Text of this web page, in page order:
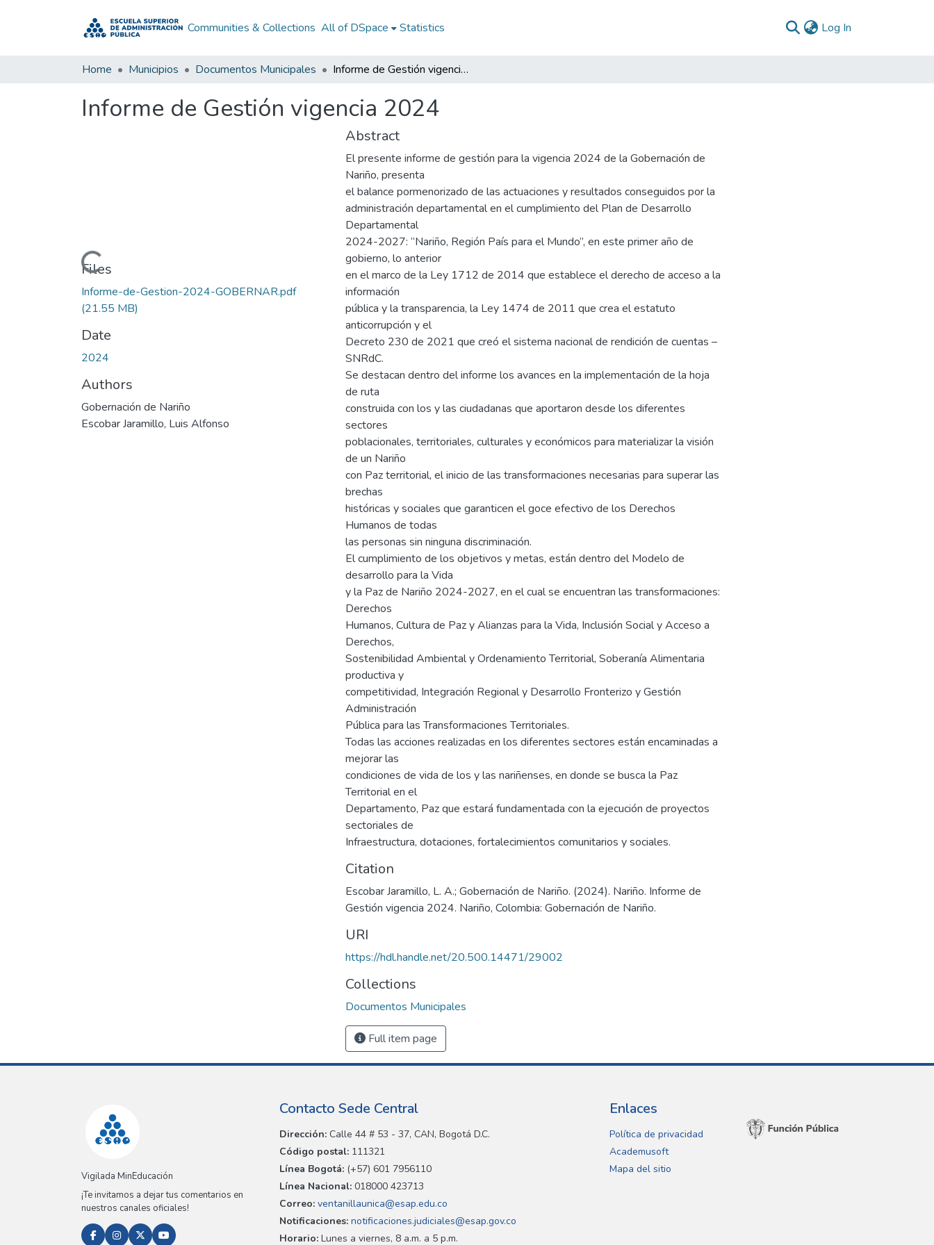
Communities & Collections All of DSpace Statistics Log In
Home Municipios Documentos Municipales Informe de Gestión vigencia 2024
Informe de Gestión vigencia 2024
Loading...
Files
Informe-de-Gestion-2024-GOBERNAR.pdf
(21.55 MB)
Date
2024
Authors
Gobernación de Nariño
Escobar Jaramillo, Luis Alfonso
Abstract
El presente informe de gestión para la vigencia 2024 de la Gobernación de
Nariño, presenta
el balance pormenorizado de las actuaciones y resultados conseguidos por la
administración departamental en el cumplimiento del Plan de Desarrollo
Departamental
2024-2027: “Nariño, Región País para el Mundo”, en este primer año de
gobierno, lo anterior
en el marco de la Ley 1712 de 2014 que establece el derecho de acceso a la
información
pública y la transparencia, la Ley 1474 de 2011 que crea el estatuto
anticorrupción y el
Decreto 230 de 2021 que creó el sistema nacional de rendición de cuentas –
SNRdC.
Se destacan dentro del informe los avances en la implementación de la hoja
de ruta
construida con los y las ciudadanas que aportaron desde los diferentes
sectores
poblacionales, territoriales, culturales y económicos para materializar la visión
de un Nariño
con Paz territorial, el inicio de las transformaciones necesarias para superar las
brechas
históricas y sociales que garanticen el goce efectivo de los Derechos
Humanos de todas
las personas sin ninguna discriminación.
El cumplimiento de los objetivos y metas, están dentro del Modelo de
desarrollo para la Vida
y la Paz de Nariño 2024-2027, en el cual se encuentran las transformaciones:
Derechos
Humanos, Cultura de Paz y Alianzas para la Vida, Inclusión Social y Acceso a
Derechos,
Sostenibilidad Ambiental y Ordenamiento Territorial, Soberanía Alimentaria
productiva y
competitividad, Integración Regional y Desarrollo Fronterizo y Gestión
Administración
Pública para las Transformaciones Territoriales.
Todas las acciones realizadas en los diferentes sectores están encaminadas a
mejorar las
condiciones de vida de los y las nariñenses, en donde se busca la Paz
Territorial en el
Departamento, Paz que estará fundamentada con la ejecución de proyectos
sectoriales de
Infraestructura, dotaciones, fortalecimientos comunitarios y sociales.
Citation
Escobar Jaramillo, L. A.; Gobernación de Nariño. (2024). Nariño. Informe de
Gestión vigencia 2024. Nariño, Colombia: Gobernación de Nariño.
URI
https://hdl.handle.net/20.500.14471/29002
Collections
Documentos Municipales
Full item page
Vigilada MinEducación
¡Te invitamos a dejar tus comentarios en
nuestros canales oficiales!
Contacto Sede Central
Dirección: Calle 44 # 53 - 37, CAN, Bogotá D.C.
Código postal: 111321
Línea Bogotá: (+57) 601 7956110
Línea Nacional: 018000 423713
Correo: ventanillaunica@esap.edu.co
Notificaciones: notificaciones.judiciales@esap.gov.co
Horario: Lunes a viernes, 8 a.m. a 5 p.m.
Enlaces
Política de privacidad
Academusoft
Mapa del sitio